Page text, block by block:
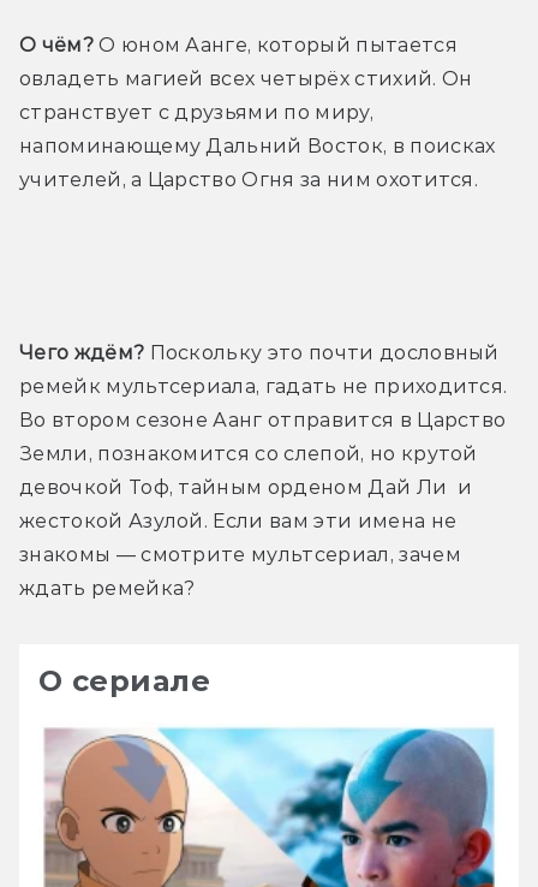
О чём? О юном Аанге, который пытается
овладеть магией всех четырёх стихий. Он
странствует с друзьями по миру,
напоминающему Дальний Восток, в поисках
учителей, а Царство Огня за ним охотится.
Чего ждём? Поскольку это почти дословный
ремейк мультсериала, гадать не приходится.
Во втором сезоне Аанг отправится в Царство
Земли, познакомится со слепой, но крутой
девочкой Тоф, тайным орденом Дай Ли  и
жестокой Азулой. Если вам эти имена не
знакомы — смотрите мультсериал, зачем
ждать ремейка?
О сериале